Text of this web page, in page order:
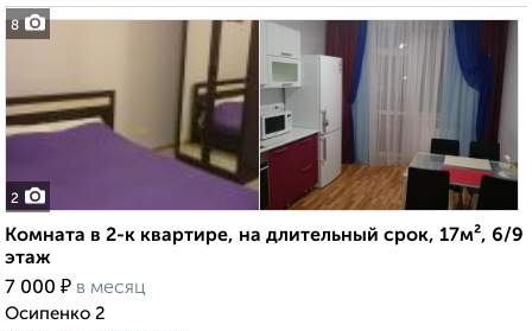
8
2
Комната в 2-к квартире, на длительный срок, 17м², 6/9
этаж
7 000 ₽ в месяц
Осипенко 2